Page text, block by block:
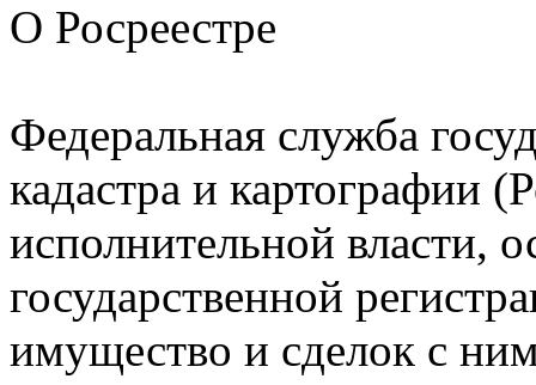
О Росреестре
Федеральная служба
кадастра и картографии
исполнительной власти,
государственной
имущество и сделок с